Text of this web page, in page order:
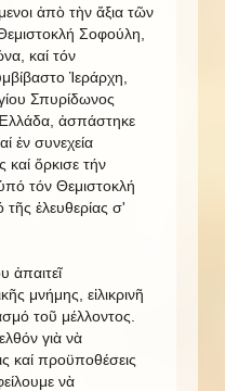
ἀπὸ τὴν ἄξια τῶν
Σοφούλη,
καί τόν
Ἱεράρχη,
Σπυρίδωνος
ἀσπάστηκε
ἐν συνεχεία
ὅρκισε τήν
τόν Θεμιστοκλή
ἐλευθερίας σ'
ἀπαιτεῖ
μνήμης, εἰλικρινῆ
τοῦ μέλλοντος.
γιὰ νὰ
καί προϋποθέσεις
νὰ